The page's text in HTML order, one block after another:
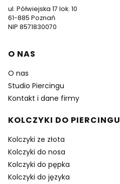
ul. Półwiejska 17 lok. 10
61-885 Poznań
NIP 8571830070
Linki w stopce
O NAS
O nas
Studio Piercingu
Kontakt i dane firmy
KOLCZYKI DO PIERCINGU
Kolczyki ze złota
Kolczyki do nosa
Kolczyki do pępka
Kolczyki do języka